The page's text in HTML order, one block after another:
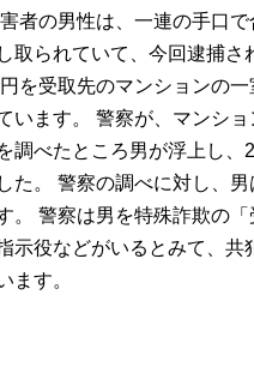
者の男性は、一連の手口
取られていて、今回逮捕さ
を受取先のマンションの
います。 警察が、マンショ
調べたところ男が浮上し、
た。 警察の調べに対し、
。 警察は男を特殊詐欺の
示役などがいるとみて、共
ます。